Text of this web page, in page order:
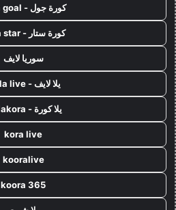
كورة جول - kora goal
كورة ستار - kora star
سوريا لايف
يلا لايف - yalla live
يلا كورة - yallakora
kora live
kooralive
koora 365